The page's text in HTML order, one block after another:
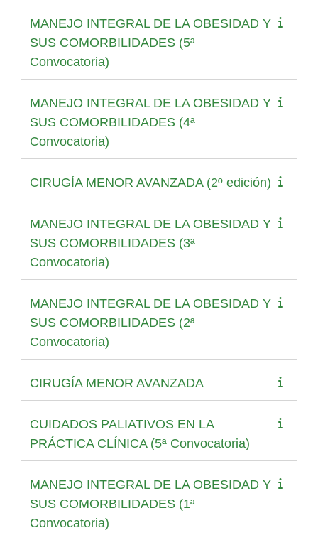
MANEJO INTEGRAL DE LA OBESIDAD Y
SUS COMORBILIDADES (5ª
Convocatoria)
MANEJO INTEGRAL DE LA OBESIDAD Y
SUS COMORBILIDADES (4ª
Convocatoria)
CIRUGÍA MENOR AVANZADA (2º edición)
MANEJO INTEGRAL DE LA OBESIDAD Y
SUS COMORBILIDADES (3ª
Convocatoria)
MANEJO INTEGRAL DE LA OBESIDAD Y
SUS COMORBILIDADES (2ª
Convocatoria)
CIRUGÍA MENOR AVANZADA
CUIDADOS PALIATIVOS EN LA
PRÁCTICA CLÍNICA (5ª Convocatoria)
MANEJO INTEGRAL DE LA OBESIDAD Y
SUS COMORBILIDADES (1ª
Convocatoria)